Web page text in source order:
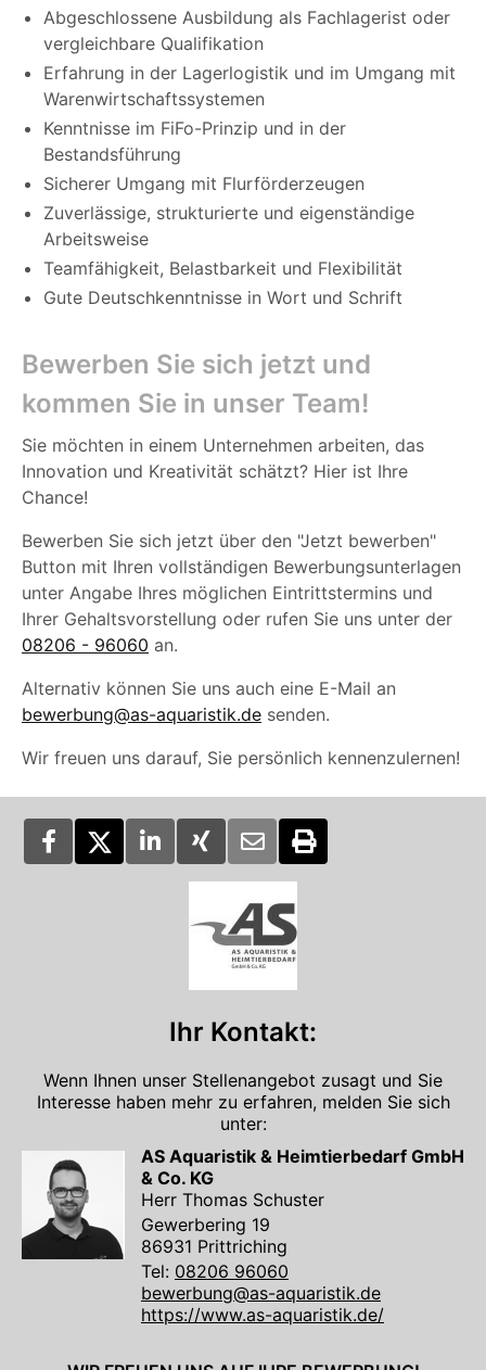
Abgeschlossene Ausbildung als Fachlagerist oder
vergleichbare Qualifikation
Erfahrung in der Lagerlogistik und im Umgang mit
Warenwirtschaftssystemen
Kenntnisse im FiFo-Prinzip und in der
Bestandsführung
Sicherer Umgang mit Flurförderzeugen
Zuverlässige, strukturierte und eigenständige
Arbeitsweise
Teamfähigkeit, Belastbarkeit und Flexibilität
Gute Deutschkenntnisse in Wort und Schrift
Bewerben Sie sich jetzt und
kommen Sie in unser Team!
Sie möchten in einem Unternehmen arbeiten, das
Innovation und Kreativität schätzt? Hier ist Ihre
Chance!
Bewerben Sie sich jetzt über den "Jetzt bewerben"
Button mit Ihren vollständigen Bewerbungsunterlagen
unter Angabe Ihres möglichen Eintrittstermins und
Ihrer Gehaltsvorstellung oder rufen Sie uns unter der
08206 - 96060 an.
Alternativ können Sie uns auch eine E-Mail an
bewerbung@as-aquaristik.de senden.
Wir freuen uns darauf, Sie persönlich kennenzulernen!
Ihr Kontakt:
Wenn Ihnen unser Stellenangebot zusagt und Sie
Interesse haben mehr zu erfahren, melden Sie sich
unter:
AS Aquaristik & Heimtierbedarf GmbH
& Co. KG
Herr Thomas Schuster
Gewerbering 19
86931 Prittriching
Tel: 08206 96060
bewerbung@as-aquaristik.de
https://www.as-aquaristik.de/